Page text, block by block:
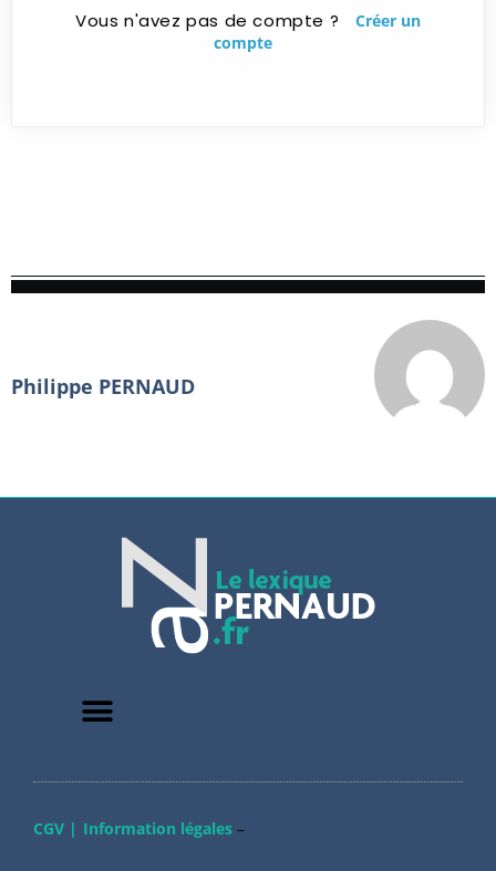
Vous n'avez pas de compte ?
Créer un
compte
Philippe PERNAUD
CGV | Information légales–